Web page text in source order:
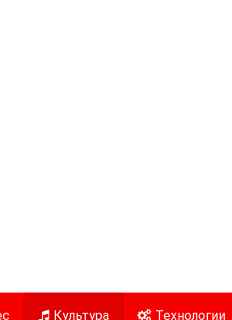
Культура Технологии